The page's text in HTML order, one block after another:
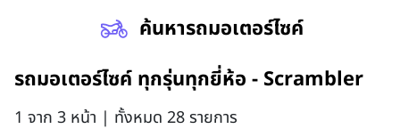
ค้นหารถมอเตอร์ไซค์
รถมอเตอร์ไซค์ ทุกรุ่นทุกยี่ห้อ - Scrambler
1 จาก 3 หน้า | ทั้งหมด 28 รายการ